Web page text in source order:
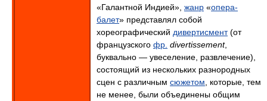
«Галантной Индией», жанр «опера-
балет» представлял собой
хореографический дивертисмент(от
французского фр. divertissement,
буквально — увеселение, развлечение),
состоящий из нескольких разнородных
сцен с различным сюжетом , которые, тем
не менее, были объединены общим